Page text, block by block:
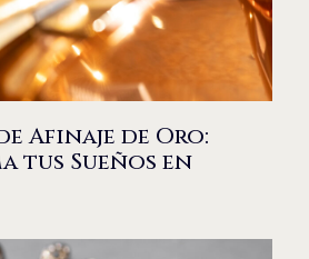
Afinaje de Oro:
tus Sueños en